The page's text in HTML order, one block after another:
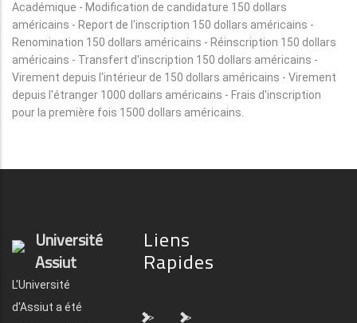
Académique - Modification de candidature 150 dollars
américains - Report de l'inscription 150 dollars américains -
Renomination 150 dollars américains - Réinscription 150 dollars
américains - Transfert d'inscription 150 dollars américains -
Virement depuis l'intérieur de 150 dollars américains - Virement
depuis l'étranger 1000 dollars américains - Frais d'inscription
pour la première fois 1500 dollars américains.
Université
Assiut
L'Université
d'Assiut a été
Liens
Rapides
"> ">